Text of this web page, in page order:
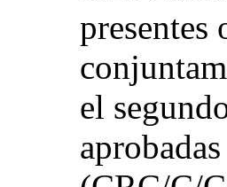
presentes
el